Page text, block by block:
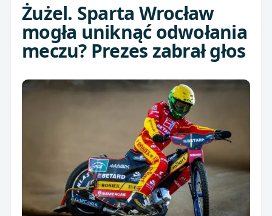
Żużel. Sparta Wrocław
mogła uniknąć odwołania
meczu? Prezes zabrał głos